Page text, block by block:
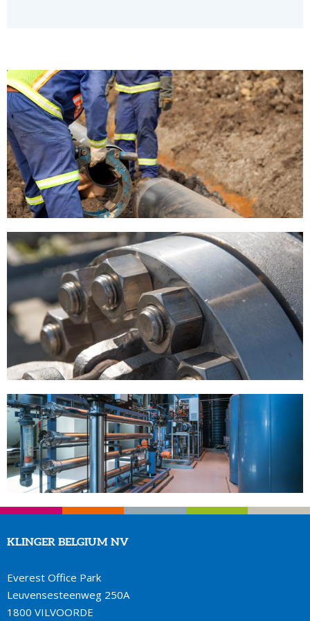
KLINGER BELGIUM NV
Everest Office Park
Leuvensesteenweg 250A
1800 VILVOORDE